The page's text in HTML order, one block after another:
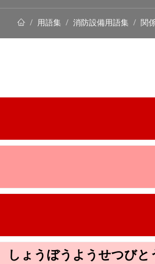
用語集 消防設備用語集 関
ょうぼうようせつびと